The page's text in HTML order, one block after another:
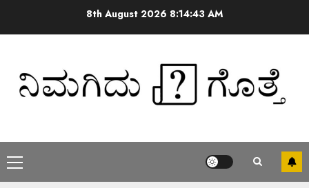
8th August 2026 8:14:43 AM